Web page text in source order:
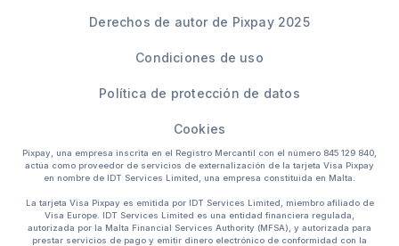
Derechos de autor de Pixpay 2025
Condiciones de uso
Política de protección de datos
Cookies
Pixpay, una empresa inscrita en el Registro Mercantil con el número 845 129 840,
actúa como proveedor de servicios de externalización de la tarjeta Visa Pixpay
en nombre de IDT Services Limited, una empresa constituida en Malta.
La tarjeta Visa Pixpay es emitida por IDT Services Limited, miembro afiliado de
Visa Europe. IDT Services Limited es una entidad financiera regulada,
autorizada por la Malta Financial Services Authority (MFSA), y autorizada para
prestar servicios de pago y emitir dinero electrónico de conformidad con la